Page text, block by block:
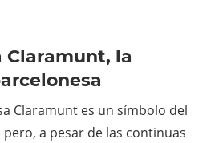
Claramunt, la
Claramunt es un símbolo del
a pesar de las continuas